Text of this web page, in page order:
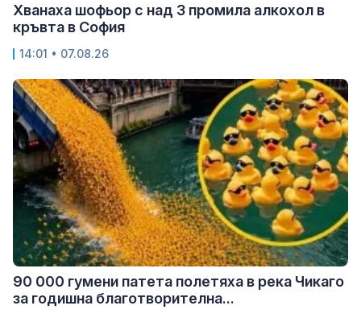
Хванаха шофьор с над 3 промила алкохол в
кръвта в София
14:01 • 07.08.26
90 000 гумени патета полетяха в река Чикаго
за годишна благотворителна...